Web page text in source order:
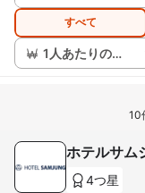
すべて
1人あたりの価格
10
ホテルサム
4つ星